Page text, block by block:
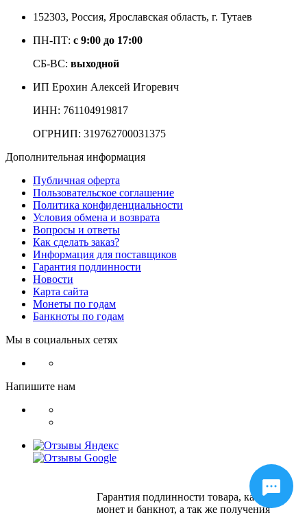
152303, Россия, Ярославская область, г. Тутаев
ПН-ПТ: с 9:00 до 17:00
СБ-ВС: выходной
ИП Ерохин Алексей Игоревич
ИНН: 761104919817
ОГРНИП: 319762700031375
Дополнительная информация
Публичная оферта
Пользовательское соглашение
Политика конфиденциальности
Условия обмена и возврата
Вопросы и ответы
Как сделать заказ?
Информация для поставщиков
Гарантия подлинности
Новости
Карта сайта
Монеты по годам
Банкноты по годам
Мы в социальных сетях
Напишите нам
Гарантия подлинности товара, качества
монет и банкнот, а так же получения